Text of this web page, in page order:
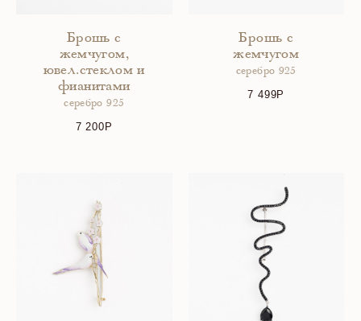
Брошь с
жемчугом,
ювел.стеклом и
фианитами
серебро 925
7 200
Брошь с
жемчугом
серебро 925
7 499